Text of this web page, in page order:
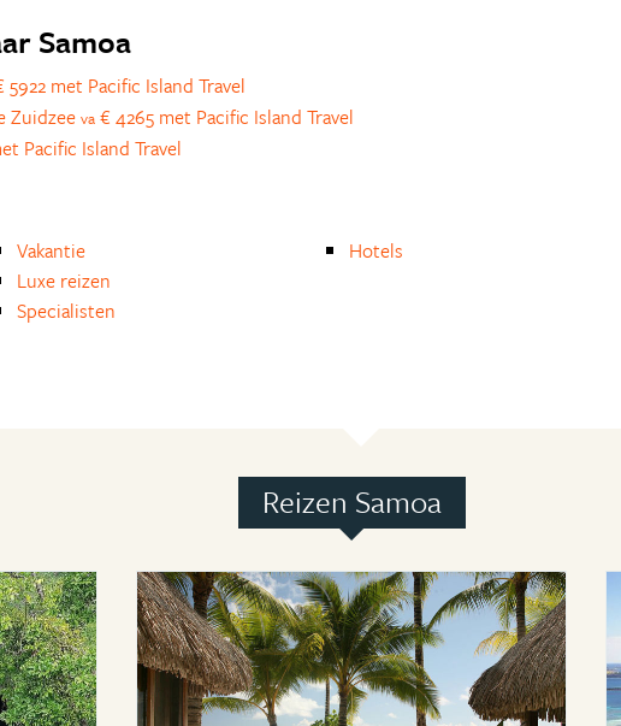
Samoa
5922 met Pacific Island Travel
Zuidzee va € 4265 met Pacific Island Travel
Pacific Island Travel
Vakantie
Luxe reizen
Specialisten
Hotels
Reizen Samoa